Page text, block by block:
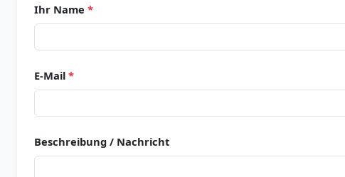
Ihr Name *
E-Mail *
Beschreibung / Nachricht